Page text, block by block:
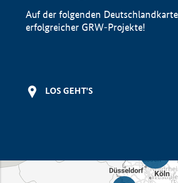
Auf der folgenden
erfolgreicher GRW-Projekte!
LOS GEHT'S